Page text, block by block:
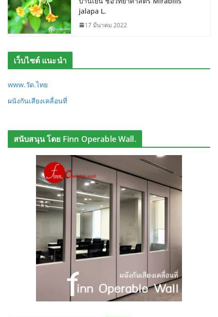
jalapa L.
17 มีนาคม 2022
เว็บไซต์ แนะนำ
www.วัด.ไทย
ผนังกันเสียงเคลื่อนที่
สนับสนุน โดย Finn Operable Wall.